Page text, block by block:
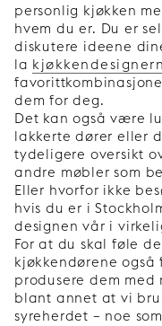
personlig kjøkken
hvem du er. Du er
diskutere ideene
la
dem for deg.
Det kan også være
lakkerte dører eller
tydeligere oversikt
andre møbler som
Eller hvorfor ikke
hvis du er i
designen vår i
For at du skal føle
kjøkkendørene
produsere dem
blant annet at vi
syreherdet – noe